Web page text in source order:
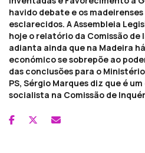
havido debate e os
esclarecidos. A Assembleia
hoje o relatório da Comissão de
adianta ainda que na Madeira
económico se sobrepõe ao
das conclusões para o
PS, Sérgio Marques diz que é
socialista na Comissão de